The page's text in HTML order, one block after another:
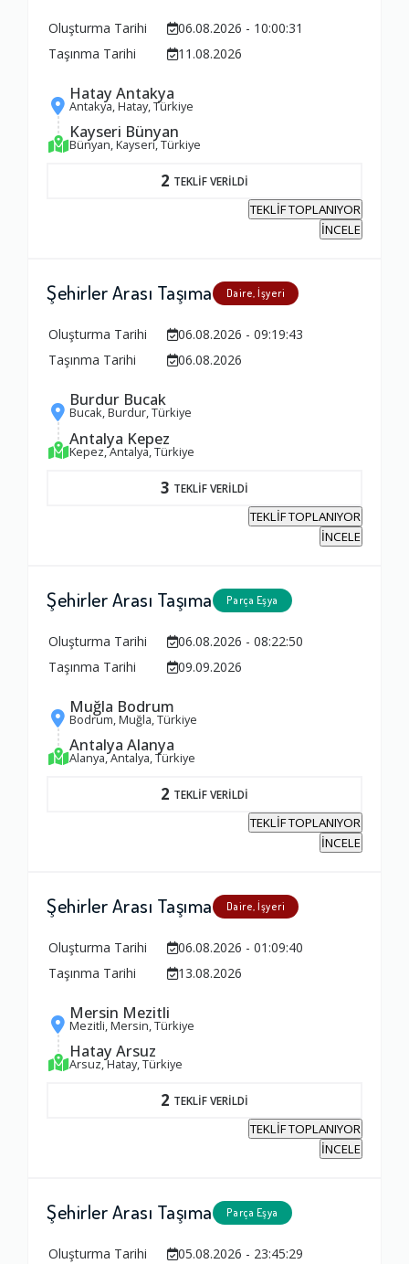
Oluşturma Tarihi
06.08.2026 - 10:00:31
Taşınma Tarihi
11.08.2026
Hatay Antakya
Antakya, Hatay, Türkiye
Kayseri Bünyan
Bünyan, Kayseri, Türkiye
2 TEKLİF VERİLDİ
TEKLİF TOPLANIYOR
İNCELE
Şehirler Arası Taşıma Daire, İşyeri
Oluşturma Tarihi
06.08.2026 - 09:19:43
Taşınma Tarihi
06.08.2026
Burdur Bucak
Bucak, Burdur, Türkiye
Antalya Kepez
Kepez, Antalya, Türkiye
3 TEKLİF VERİLDİ
TEKLİF TOPLANIYOR
İNCELE
Şehirler Arası Taşıma Parça Eşya
Oluşturma Tarihi
06.08.2026 - 08:22:50
Taşınma Tarihi
09.09.2026
Muğla Bodrum
Bodrum, Muğla, Türkiye
Antalya Alanya
Alanya, Antalya, Türkiye
2 TEKLİF VERİLDİ
TEKLİF TOPLANIYOR
İNCELE
Şehirler Arası Taşıma Daire, İşyeri
Oluşturma Tarihi
06.08.2026 - 01:09:40
Taşınma Tarihi
13.08.2026
Mersin Mezitli
Mezitli, Mersin, Türkiye
Hatay Arsuz
Arsuz, Hatay, Türkiye
2 TEKLİF VERİLDİ
TEKLİF TOPLANIYOR
İNCELE
Şehirler Arası Taşıma Parça Eşya
Oluşturma Tarihi
05.08.2026 - 23:45:29
Ambalajlama Hizmeti
Firma ile İletişim
1.0
1.0
Firma Çalışanları
Fiyatlandırma Dengesi